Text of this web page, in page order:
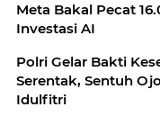
Meta Bakal Pecat
Investasi AI
Polri Gelar Bakti
Serentak, Sentuh
Idulfitri